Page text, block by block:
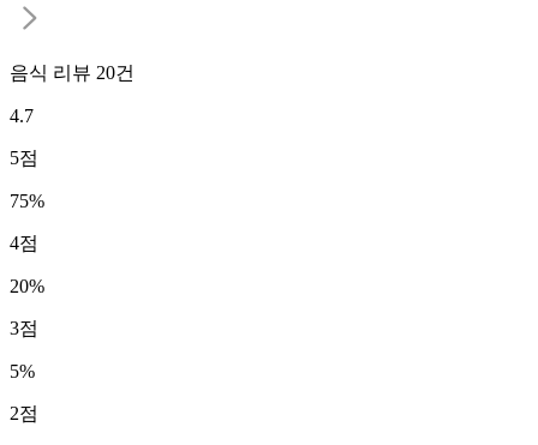
음식 리뷰 20건
4.7
5점
75%
4점
20%
3점
5%
2점